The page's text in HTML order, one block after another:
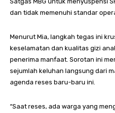
dan tidak memenuhi standar
Menurut Mia, langkah tegas ini
keselamatan dan kualitas gizi
penerima manfaat. Sorotan ini
sejumlah keluhan langsung dari
agenda reses baru-baru ini.
“Saat reses, ada warga yang